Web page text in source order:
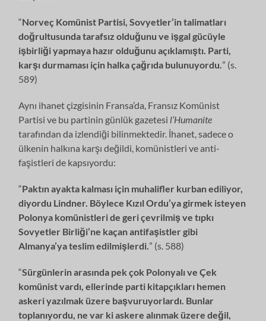
“Norveç Komünist Partisi, Sovyetler’in talimatları
doğrultusunda tarafsız olduğunu ve işgal gücüyle
işbirliği yapmaya hazır olduğunu açıklamıştı. Parti,
karşı durmaması için halka çağrıda bulunuyordu. ” (s.
589)
Aynı ihanet çizgisinin Fransa’da, Fransız Komünist
Partisi ve bu partinin günlük gazetesi l’Humanite
tarafından da izlendiği bilinmektedir. İhanet, sadece o
ülkenin halkına karşı değildi, komünistleri ve anti-
faşistleri de kapsıyordu:
“Paktın ayakta kalması için muhalifler kurban ediliyor,
diyordu Lindner. Böylece Kızıl Ordu’ya girmek isteyen
Polonya komünistleri de geri çevrilmiş ve tıpkı
Sovyetler Birliği’ne kaçan antifaşistler gibi
Almanya’ya teslim edilmişlerdi. ” (s. 588)
“Sürgünlerin arasında pek çok Polonyalı ve Çek
komünist vardı, ellerinde parti kitapçıkları hemen
askeri yazılmak üzere başvuruyorlardı. Bunlar
toplanıyordu, ne var ki askere alınmak üzere değil,